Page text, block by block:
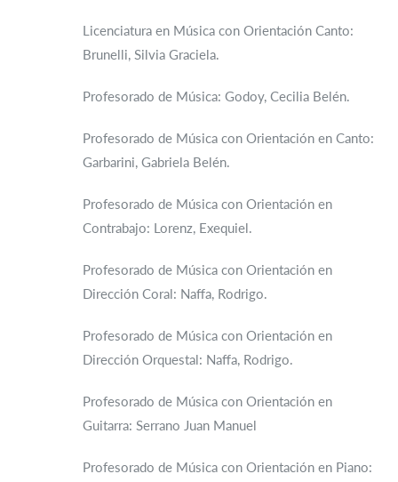
Licenciatura en Música con Orientación Canto:
Brunelli, Silvia Graciela.
Profesorado de Música: Godoy, Cecilia Belén.
Profesorado de Música con Orientación en Canto:
Garbarini, Gabriela Belén.
Profesorado de Música con Orientación en
Contrabajo: Lorenz, Exequiel.
Profesorado de Música con Orientación en
Dirección Coral: Naffa, Rodrigo.
Profesorado de Música con Orientación en
Dirección Orquestal: Naffa, Rodrigo.
Profesorado de Música con Orientación en
Guitarra: Serrano Juan Manuel
Profesorado de Música con Orientación en Piano: